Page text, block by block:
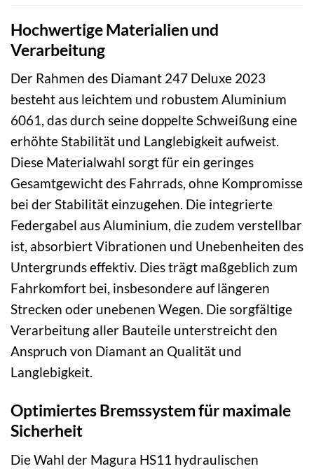
Hochwertige Materialien und
Verarbeitung
Der Rahmen des Diamant 247 Deluxe 2023
besteht aus leichtem und robustem Aluminium
6061, das durch seine doppelte Schweißung eine
erhöhte Stabilität und Langlebigkeit aufweist.
Diese Materialwahl sorgt für ein geringes
Gesamtgewicht des Fahrrads, ohne Kompromisse
bei der Stabilität einzugehen. Die integrierte
Federgabel aus Aluminium, die zudem verstellbar
ist, absorbiert Vibrationen und Unebenheiten des
Untergrunds effektiv. Dies trägt maßgeblich zum
Fahrkomfort bei, insbesondere auf längeren
Strecken oder unebenen Wegen. Die sorgfältige
Verarbeitung aller Bauteile unterstreicht den
Anspruch von Diamant an Qualität und
Langlebigkeit.
Optimiertes Bremssystem für maximale
Sicherheit
Die Wahl der Magura HS11 hydraulischen